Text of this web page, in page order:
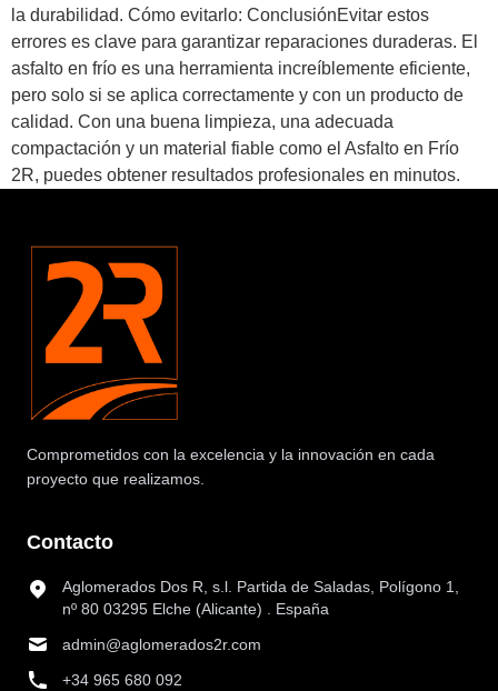
la durabilidad. Cómo evitarlo: ConclusiónEvitar estos
errores es clave para garantizar reparaciones duraderas. El
asfalto en frío es una herramienta increíblemente eficiente,
pero solo si se aplica correctamente y con un producto de
calidad. Con una buena limpieza, una adecuada
compactación y un material fiable como el Asfalto en Frío
2R, puedes obtener resultados profesionales en minutos.
Comprometidos con la excelencia y la innovación en cada
proyecto que realizamos.
Contacto
Aglomerados Dos R, s.l. Partida de Saladas, Polígono 1,
nº 80 03295 Elche (Alicante) . España
admin@aglomerados2r.com
+34 965 680 092